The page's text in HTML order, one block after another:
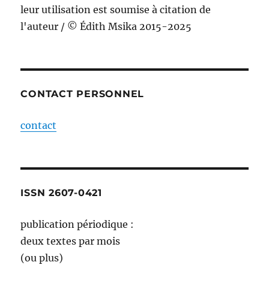
leur utilisation est soumise à citation de
l'auteur / © Édith Msika 2015-2025
CONTACT PERSONNEL
contact
ISSN 2607-0421
publication périodique :
deux textes par mois
(ou plus)